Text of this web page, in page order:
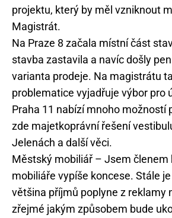
projektu, který by měl vzniknout
Magistrát.
Na Praze 8 začala místní část
stavba zastavila a navíc došly
varianta prodeje. Na magistrátu
problematice vyjadřuje výbor pro
Praha 11 nabízí mnoho možností
zde majetkoprávní řešení
Jelenách a další věci.
Městský mobiliář – Jsem členem
mobiliáře vypíše koncese. Stále
většina příjmů poplyne z reklamy
zřejmé jakým způsobem bude